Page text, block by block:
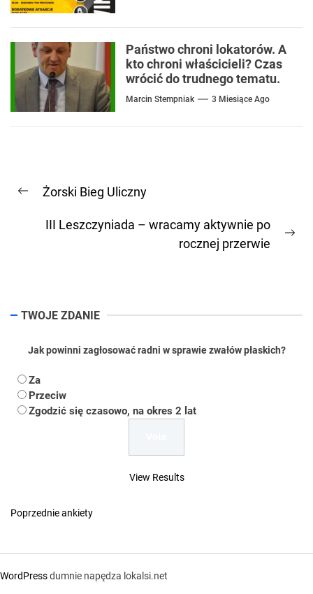
Państwo chroni lokatorów. A
kto chroni właścicieli? Czas
wrócić do trudnego tematu.
Marcin Stempniak 3 Miesiące Ago
wpisu
Previous
Żorski Bieg Uliczny
III Leszczyniada – wracamy aktywnie po
rocznej przerwie
TWOJE ZDANIE
Jak powinni zagłosować radni w sprawie zwałów płaskich?
Za
Przeciw
Zgodzić się czasowo, na okres 2 lat
View Results
Poprzednie ankiety
WordPressdumnie napędza lokalsi.net